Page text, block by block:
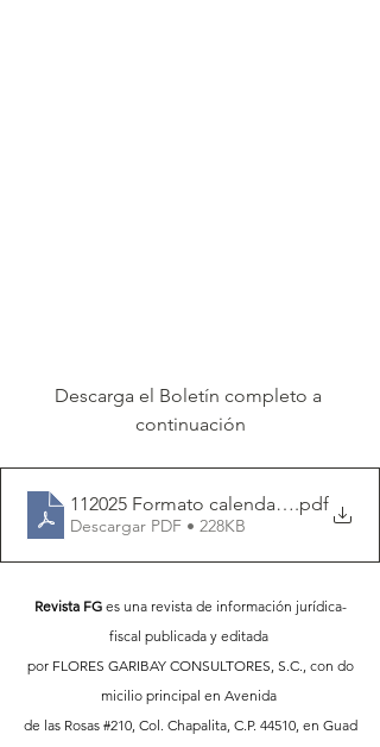
Descarga el Boletín completo a
continuación
112025 Formato calendario fiscal FG
.pdf
Descargar PDF • 228KB
Revista FG es una revista de información jurídica-
fiscal publicada y editada
por FLORES GARIBAY CONSULTORES, S.C., con do
micilio principal en Avenida
de las Rosas #210, Col. Chapalita, C.P. 44510, en Guad